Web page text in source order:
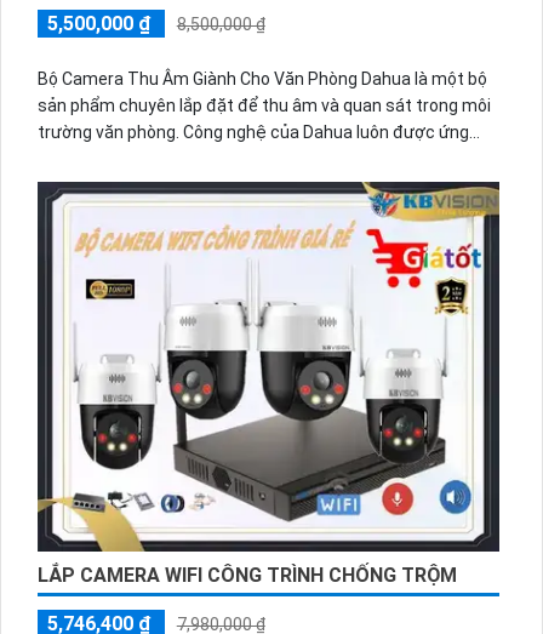
5,500,000 ₫ 8,500,000 ₫
Bộ Camera Thu Âm Giành Cho Văn Phòng Dahua là một bộ
sản phẩm chuyên lắp đặt để thu âm và quan sát trong môi
trường văn phòng. Công nghệ của Dahua luôn được ứng
hiệu suất tối ưu.
Bộ camera này được trang bị chức năng vượt trội thu âm,
giúp bạn có thể ghi lại âm thanh rõ ràng và chân thực
LẮP CAMERA WIFI CÔNG TRÌNH CHỐNG TRỘM
5,746,400 ₫
7,980,000 ₫